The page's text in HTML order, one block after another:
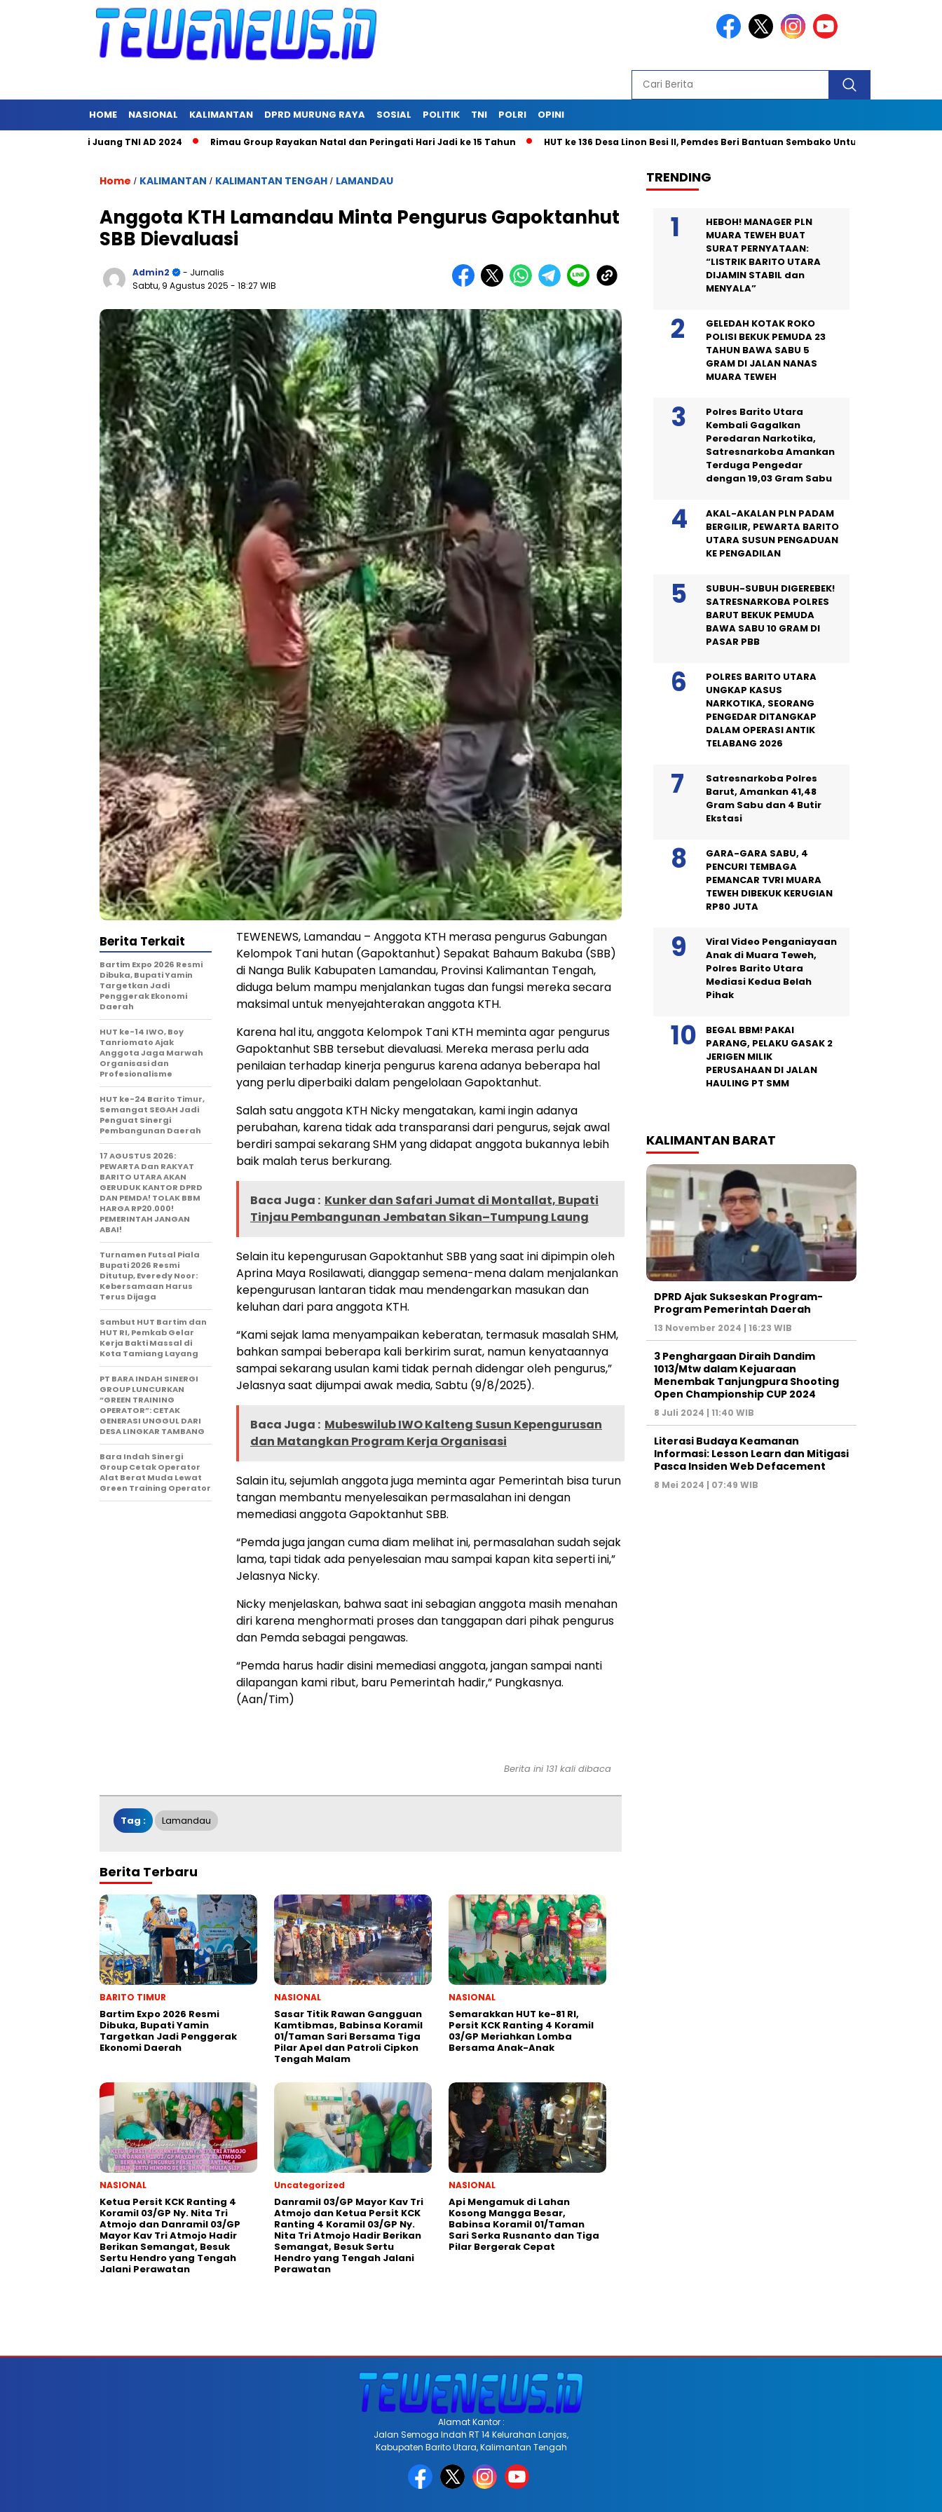
HOME NASIONAL KALIMANTAN DPRD MURUNG RAYA SOSIAL POLITIK TNI POLRI OPINI
Hari Juang TNI AD 2024 Rimau Group Rayakan Natal dan Peringati Hari Jadi ke 15 Tahun HUT ke 136 Desa Linon Besi II, Pemdes Beri Bantuan Sembako Untuk 40 Kepala Keluarga dan
Home / KALIMANTAN / KALIMANTAN TENGAH / LAMANDAU
Anggota KTH Lamandau Minta Pengurus Gapoktanhut
SBB Dievaluasi
Admin2
- Jurnalis
Sabtu, 9 Agustus 2025 - 18:27 WIB
TEWENEWS, Lamandau – Anggota KTH merasa pengurus Gabungan
Kelompok Tani hutan (Gapoktanhut) Sepakat Bahaum Bakuba (SBB)
di Nanga Bulik Kabupaten Lamandau, Provinsi Kalimantan Tengah,
diduga belum mampu menjalankan tugas dan fungsi mereka secara
maksimal untuk menyejahterakan anggota KTH.
Karena hal itu, anggota Kelompok Tani KTH meminta agar pengurus
Gapoktanhut SBB tersebut dievaluasi. Mereka merasa perlu ada
penilaian terhadap kinerja pengurus karena adanya beberapa hal
yang perlu diperbaiki dalam pengelolaan Gapoktanhut.
Salah satu anggota KTH Nicky mengatakan, kami ingin adanya
perubahan, karena tidak ada transparansi dari pengurus, sejak awal
berdiri sampai sekarang SHM yang didapat anggota bukannya lebih
baik malah terus berkurang.
Baca Juga : Kunker dan Safari Jumat di Montallat, Bupati
Tinjau Pembangunan Jembatan Sikan–Tumpung Laung
Selain itu kepengurusan Gapoktanhut SBB yang saat ini dipimpin oleh
Aprina Maya Rosilawati, dianggap semena-mena dalam menjalankan
kepengurusan lantaran tidak mau mendengarkan masukan dan
keluhan dari para anggota KTH.
“Kami sejak lama menyampaikan keberatan, termasuk masalah SHM,
bahkan sampai beberapa kali berkirim surat, namun kenyataannya
sampai sekarang usulan kami tidak pernah didengar oleh pengurus,”
Jelasnya saat dijumpai awak media, Sabtu (9/8/2025).
Baca Juga : Mubeswilub IWO Kalteng Susun Kepengurusan
dan Matangkan Program Kerja Organisasi
Salain itu, sejumlah anggota juga meminta agar Pemerintah bisa turun
tangan membantu menyelesaikan permasalahan ini dengan
memediasi anggota Gapoktanhut SBB.
“Pemda juga jangan cuma diam melihat ini, permasalahan sudah sejak
lama, tapi tidak ada penyelesaian mau sampai kapan kita seperti ini,”
Jelasnya Nicky.
Nicky menjelaskan, bahwa saat ini sebagian anggota masih menahan
diri karena menghormati proses dan tanggapan dari pihak pengurus
dan Pemda sebagai pengawas.
“Pemda harus hadir disini memediasi anggota, jangan sampai nanti
dilapangan kami ribut, baru Pemerintah hadir,” Pungkasnya.
(Aan/Tim)
Berita Terkait
Bartim Expo 2026 Resmi
Dibuka, Bupati Yamin
Targetkan Jadi
Penggerak Ekonomi
Daerah
HUT ke-14 IWO, Boy
Tanriomato Ajak
Anggota Jaga Marwah
Organisasi dan
Profesionalisme
HUT ke-24 Barito Timur,
Semangat SEGAH Jadi
Penguat Sinergi
Pembangunan Daerah
17 AGUSTUS 2026:
PEWARTA Dan RAKYAT
BARITO UTARA AKAN
GERUDUK KANTOR DPRD
DAN PEMDA! TOLAK BBM
HARGA RP20.000!
PEMERINTAH JANGAN
ABAI!
Turnamen Futsal Piala
Bupati 2026 Resmi
Ditutup, Everedy Noor:
Kebersamaan Harus
Terus Dijaga
Sambut HUT Bartim dan
HUT RI, Pemkab Gelar
Kerja Bakti Massal di
Kota Tamiang Layang
PT BARA INDAH SINERGI
GROUP LUNCURKAN
“GREEN TRAINING
OPERATOR”: CETAK
GENERASI UNGGUL DARI
DESA LINGKAR TAMBANG
Bara Indah Sinergi
Group Cetak Operator
Alat Berat Muda Lewat
Green Training Operator
Berita ini 131 kali dibaca
Tag : Lamandau
Berita Terbaru
BARITO TIMUR
Bartim Expo 2026 Resmi
Dibuka, Bupati Yamin
Targetkan Jadi Penggerak
Ekonomi Daerah
NASIONAL
Sasar Titik Rawan Gangguan
Kamtibmas, Babinsa Koramil
01/Taman Sari Bersama Tiga
Pilar Apel dan Patroli Cipkon
Tengah Malam
NASIONAL
Semarakkan HUT ke-81 RI,
Persit KCK Ranting 4 Koramil
03/GP Meriahkan Lomba
Bersama Anak-Anak
NASIONAL
Ketua Persit KCK Ranting 4
Koramil 03/GP Ny. Nita Tri
Atmojo dan Danramil 03/GP
Mayor Kav Tri Atmojo Hadir
Berikan Semangat, Besuk
Sertu Hendro yang Tengah
Jalani Perawatan
Uncategorized
Danramil 03/GP Mayor Kav Tri
Atmojo dan Ketua Persit KCK
Ranting 4 Koramil 03/GP Ny.
Nita Tri Atmojo Hadir Berikan
Semangat, Besuk Sertu
Hendro yang Tengah Jalani
Perawatan
NASIONAL
Api Mengamuk di Lahan
Kosong Mangga Besar,
Babinsa Koramil 01/Taman
Sari Serka Rusnanto dan Tiga
Pilar Bergerak Cepat
TRENDING
HEBOH! MANAGER PLN
MUARA TEWEH BUAT
SURAT PERNYATAAN:
“LISTRIK BARITO UTARA
DIJAMIN STABIL dan
MENYALA”
GELEDAH KOTAK ROKO
POLISI BEKUK PEMUDA 23
TAHUN BAWA SABU 5
GRAM DI JALAN NANAS
MUARA TEWEH
Polres Barito Utara
Kembali Gagalkan
Peredaran Narkotika,
Satresnarkoba Amankan
Terduga Pengedar
dengan 19,03 Gram Sabu
AKAL-AKALAN PLN PADAM
BERGILIR, PEWARTA BARITO
UTARA SUSUN PENGADUAN
KE PENGADILAN
SUBUH-SUBUH DIGEREBEK!
SATRESNARKOBA POLRES
BARUT BEKUK PEMUDA
BAWA SABU 10 GRAM DI
PASAR PBB
POLRES BARITO UTARA
UNGKAP KASUS
NARKOTIKA, SEORANG
PENGEDAR DITANGKAP
DALAM OPERASI ANTIK
TELABANG 2026
Satresnarkoba Polres
Barut, Amankan 41,48
Gram Sabu dan 4 Butir
Ekstasi
GARA-GARA SABU, 4
PENCURI TEMBAGA
PEMANCAR TVRI MUARA
TEWEH DIBEKUK KERUGIAN
RP80 JUTA
Viral Video Penganiayaan
Anak di Muara Teweh,
Polres Barito Utara
Mediasi Kedua Belah
Pihak
BEGAL BBM! PAKAI
PARANG, PELAKU GASAK 2
JERIGEN MILIK
PERUSAHAAN DI JALAN
HAULING PT SMM
KALIMANTAN BARAT
DPRD Ajak Sukseskan Program-
Program Pemerintah Daerah
13 November 2024 | 16:23 WIB
3 Penghargaan Diraih Dandim
1013/Mtw dalam Kejuaraan
Menembak Tanjungpura Shooting
Open Championship CUP 2024
8 Juli 2024 | 11:40 WIB
Literasi Budaya Keamanan
Informasi: Lesson Learn dan Mitigasi
Pasca Insiden Web Defacement
8 Mei 2024 | 07:49 WIB
Alamat Kantor :
Jalan Semoga Indah RT 14 Kelurahan Lanjas,
Kabupaten Barito Utara, Kalimantan Tengah